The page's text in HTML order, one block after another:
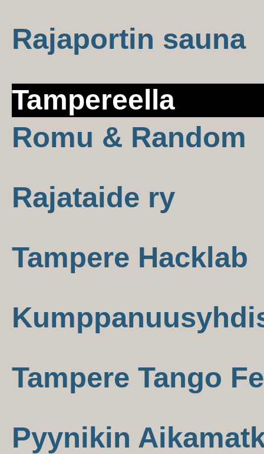
Rajaportin sauna
Tampereella
Romu & Random
Rajataide ry
Tampere Hacklab
Tampere Tango
Pyynikin